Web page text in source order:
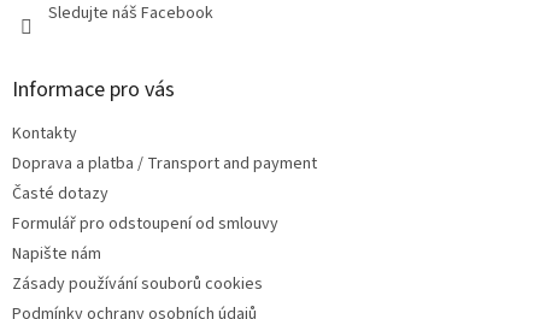
Sledujte náš Facebook
Informace pro vás
Kontakty
Doprava a platba / Transport and payment
Časté dotazy
Formulář pro odstoupení od smlouvy
Napište nám
Zásady používání souborů cookies